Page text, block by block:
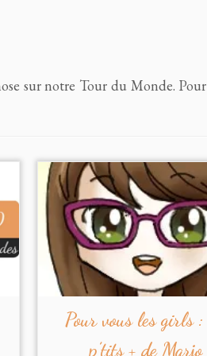
sur notre Tour du Monde.
Pour vous les girls
p’tits + de Marjo